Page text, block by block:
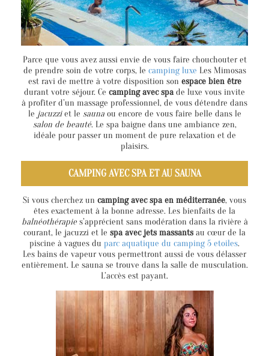
Parce que vous avez aussi envie de vous faire chouchouter et
de prendre soin de votre corps, le camping luxe Les Mimosas
est ravi de mettre à votre disposition son espace bien être
durant votre séjour. Ce camping avec spade luxe vous invite
à profiter d’un massage professionnel, de vous détendre dans
le jacuzziet le saunaou encore de vous faire belle dans le
salon de beauté. Le spa baigne dans une ambiance zen,
idéale pour passer un moment de pure relaxation et de
plaisirs.
CAMPING AVEC SPA ET AU SAUNA
Si vous cherchez un camping avec spa en méditerranée, vous
êtes exactement à la bonne adresse. Les bienfaits de la
balnéothérapies’apprécient sans modération dans la rivière à
courant, le jacuzzi et le spa avec jets massants au cœur de la
piscine à vagues du parc aquatique du camping 5 etoiles.
Les bains de vapeur vous permettront aussi de vous délasser
entièrement. Le sauna se trouve dans la salle de musculation.
L’accès est payant.